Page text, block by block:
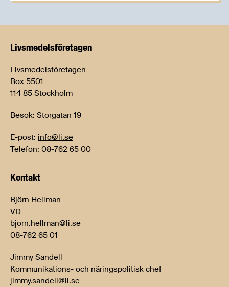
Livsmedels­företagen
Livsmedelsföretagen
Box 5501
114 85 Stockholm
Besök: Storgatan 19
E-post: info@li.se
Telefon: 08-762 65 00
Kontakt
Björn Hellman
VD
bjorn.hellman@li.se
08-762 65 01
Jimmy Sandell
Kommunikations- och näringspolitisk chef
jimmy.sandell@li.se